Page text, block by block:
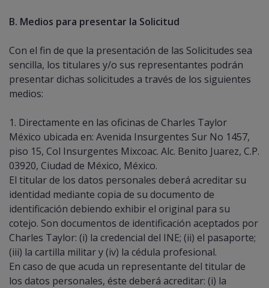
B. Medios para presentar la Solicitud
Con el fin de que la presentación de las Solicitudes sea
sencilla, los titulares y/o sus representantes podrán
presentar dichas solicitudes a través de los siguientes
medios:
1. Directamente en las oficinas de Charles Taylor
México ubicada en: Avenida Insurgentes Sur No 1457,
piso 15, Col Insurgentes Mixcoac. Alc. Benito Juarez, C.P.
03920, Ciudad de México, México.
El titular de los datos personales deberá acreditar su
identidad mediante copia de su documento de
identificación debiendo exhibir el original para su
cotejo. Son documentos de identificación aceptados por
Charles Taylor: (i) la credencial del INE; (ii) el pasaporte;
(iii) la cartilla militar y (iv) la cédula profesional.
En caso de que acuda un representante del titular de
los datos personales, éste deberá acreditar: (i) la